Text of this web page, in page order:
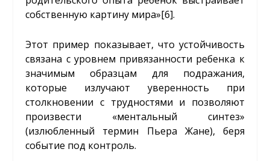
собственную картину мира»[6].
Этот пример показывает, что устойчивость
связана с уровнем привязанности ребенка к
значимым образцам для подражания,
которые излучают уверенность при
столкновении с трудностями и позволяют
произвести «ментальный синтез»
(излюбленный термин Пьера Жане), беря
событие под контроль.